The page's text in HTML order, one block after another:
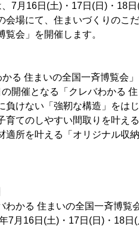
、7月16日(土)・17日(日)・18
会場にて、住まいづくりのこ
覧会」を開催します。
る 住まいの全国一斉博覧会
開催となる「クレバわかる
負けない「強靭な構造」をは
育てのしやすい間取りを叶え
適所を叶える「オリジナル収
わかる 住まいの全国一斉博覧
7月16日(土)・17日(日)・18日